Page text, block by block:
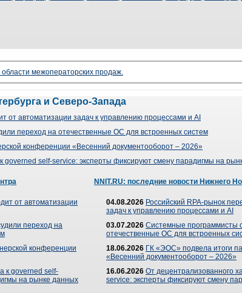
межоператорских продаж.
и Северо-Запада
от автоматизации задач к управлению процессами и AI
переход на отечественные ОС для встроенных систем
конференции «Весенний документооборот – 2026»
governed self-service: эксперты фиксируют смену парадигмы на
от автоматизации
переход на
конференции
к governed self-
на рынке данных
NNIT.RU: последние новости Нижнего
04.08.2026 Российский RPA-рынок
задач к управлению процессами и AI
03.07.2026 Системные программисты
отечественные ОС для встроенных
18.06.2026 ГК «ЭОС» подвела итоги
«Весенний документооборот – 2026»
16.06.2026 От децентрализованного
service: эксперты фиксируют смену